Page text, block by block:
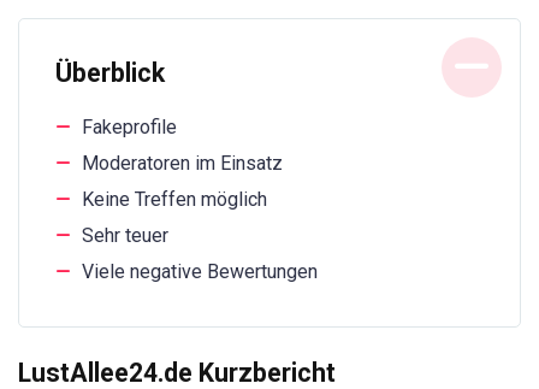
Überblick
Fakeprofile
Moderatoren im Einsatz
Keine Treffen möglich
Sehr teuer
Viele negative Bewertungen
LustAllee24.de Kurzbericht